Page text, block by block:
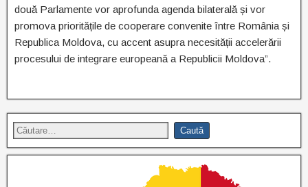
două Parlamente vor aprofunda agenda bilaterală și vor
promova prioritățile de cooperare convenite între România și
Republica Moldova, cu accent asupra necesității accelerării
procesului de integrare europeană a Republicii Moldova”.